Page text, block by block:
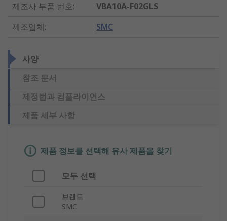
제조사 부품 번호:
VBA10A-F02GLS
제조업체: SMC
사양
참조 문서
제정법과 컴플라이언스
제품 세부 사항
제품 정보를 선택해 유사 제품을 찾기
모두 선택
브랜드
SMC